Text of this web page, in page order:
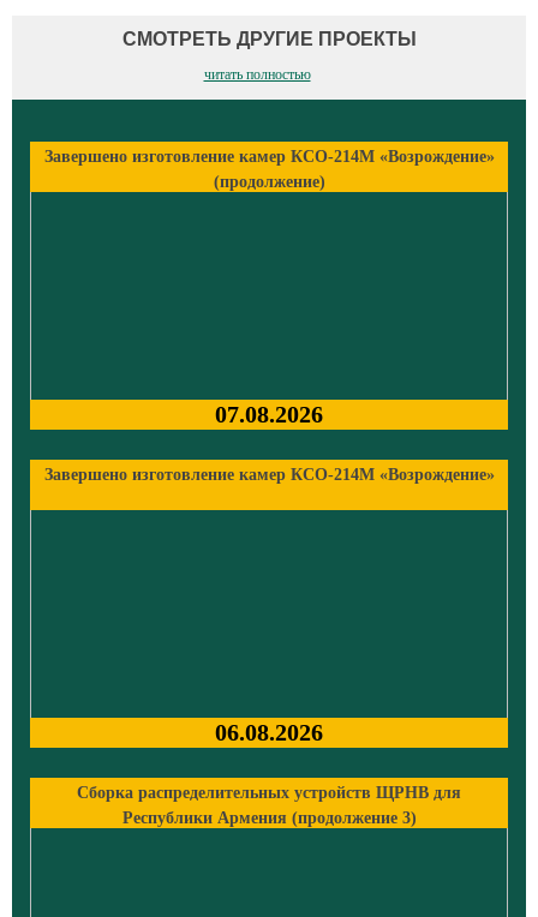
СМОТРЕТЬ ДРУГИЕ ПРОЕКТЫ
читать полностью
Завершено изготовление камер КСО-214М «Возрождение»
(продолжение)
07.08.2026
Завершено изготовление камер КСО-214М «Возрождение»
06.08.2026
Сборка распределительных устройств ЩРНВ для
Республики Армения (продолжение 3)